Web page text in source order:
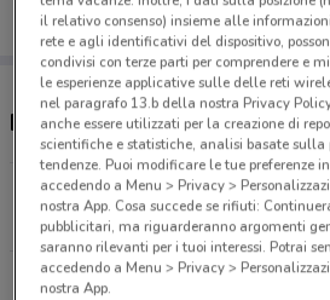
Ristoranti American Graffiti
Via F. Turati, 111 Cerro
16.4 km
Via Don Giovanni Minzoni, 41
il relativo consenso) insieme alle
rete e agli identificativi del dispositivo,
condivisi con terze parti per comprendere e
le esperienze applicative sulle delle reti
nel paragrafo 13.b della nostra Privacy
anche essere utilizzati per la creazione di
scientifiche e statistiche, analisi basate sulla
tendenze. Puoi modificare le tue preferenze
accedendo a Menu > Privacy >
nostra App. Cosa succede se rifiuti:
pubblicitari, ma riguarderanno argomenti
saranno rilevanti per i tuoi interessi. Potrai
accedendo a Menu > Privacy >
nostra App.